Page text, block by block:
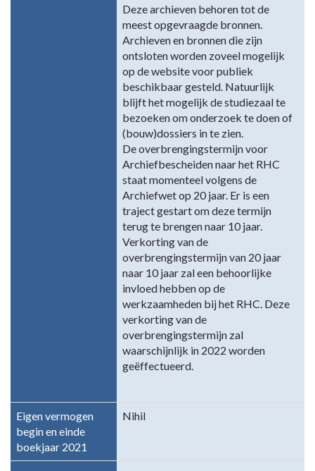
Deze archieven behoren tot de
meest opgevraagde bronnen.
Archieven en bronnen die zijn
ontsloten worden zoveel mogelijk
op de website voor publiek
beschikbaar gesteld. Natuurlijk
blijft het mogelijk de studiezaal te
bezoeken om onderzoek te doen of
(bouw)dossiers in te zien.
De overbrengingstermijn voor
Archiefbescheiden naar het RHC
staat momenteel volgens de
Archiefwet op 20 jaar. Er is een
traject gestart om deze termijn
terug te brengen naar 10 jaar.
Verkorting van de
overbrengingstermijn van 20 jaar
naar 10 jaar zal een behoorlijke
invloed hebben op de
werkzaamheden bij het RHC. Deze
verkorting van de
overbrengingstermijn zal
waarschijnlijk in 2022 worden
geëffectueerd.
Eigen vermogen
begin en einde
boekjaar 2021
Nihil